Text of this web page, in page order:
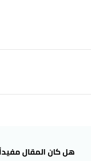
هل كان المقال